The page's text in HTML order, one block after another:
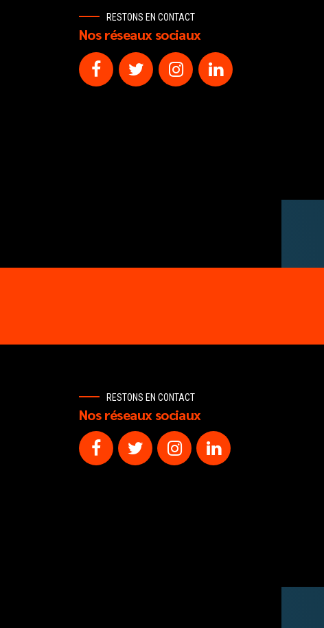
RESTONS EN CONTACT
Nos réseaux sociaux
RESTONS EN CONTACT
Nos réseaux sociaux